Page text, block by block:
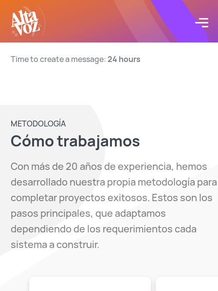
Click acá para ir directamente al contenido
Proyectos
Acerca de
Contacto
English Español
Time to create a message:24 hours
METODOLOGÍA
Cómo trabajamos
Con más de 20 años de experiencia, hemos
desarrollado nuestra propia metodología para
completar proyectos exitosos. Estos son los
pasos principales, que adaptamos
dependiendo de los requerimientos cada
sistema a construir.